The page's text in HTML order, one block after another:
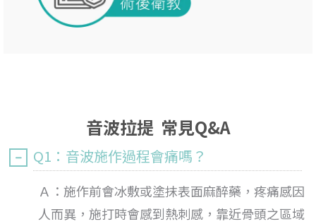
音波拉提 常見Q&A
Q1：音波施作過程會痛嗎？
Ａ：施作前會冰敷或塗抹表面麻醉藥，疼痛感因
人而異，施打時會感到熱刺感，靠近骨頭之區域